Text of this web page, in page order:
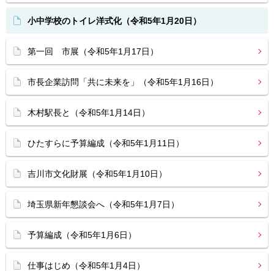
小中学校のトイレ洋式化（令和5年1月20日）
第一回 市展（令和5年1月17日）
市長企業訪問「共に未来を」（令和5年1月16日）
木村駅長と（令和5年1月14日）
ひたすらに予算編成（令和5年1月11日）
吉川市文化財展（令和5年1月10日）
埼玉県新年懇談会へ（令和5年1月7日）
予算編成（令和5年1月6日）
仕事はじめ（令和5年1月4日）